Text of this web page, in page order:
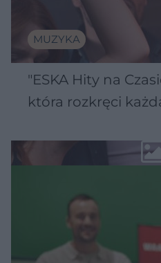
MUZYKA
"ESKA Hity na
która rozkręci